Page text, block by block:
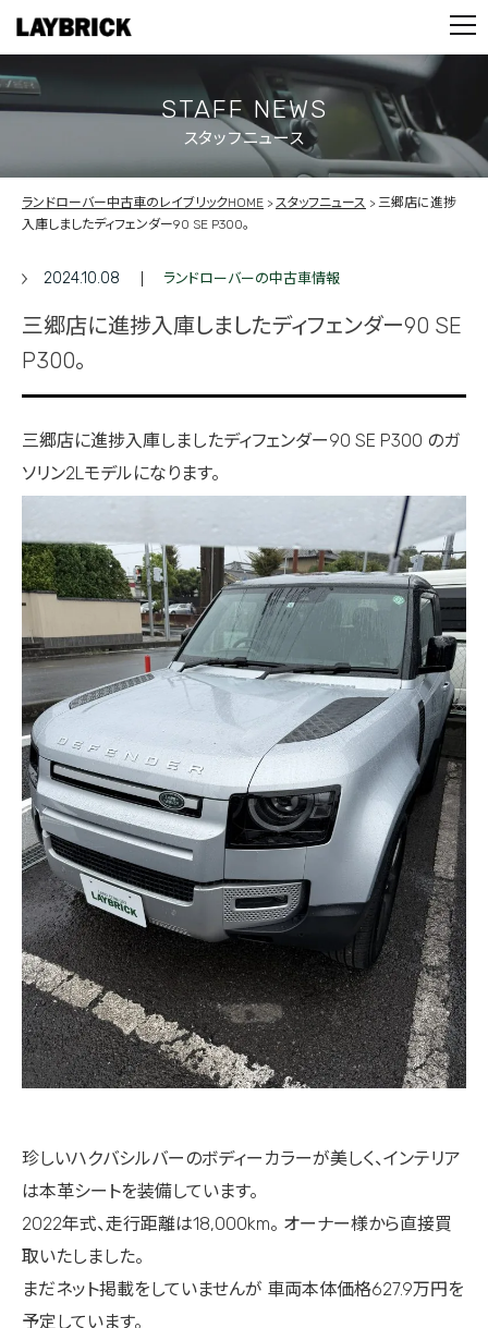
PARTS
CONTACT
PRIVACY POLICY
STAFF NEWS
スタッフニュース
ランドローバー中古車のレイブリックHOME スタッフニュース
三郷店に進捗
入庫しましたディフェンダー90 SE P300。
2024.10.08 ランドローバーの中古車情報
三郷店に進捗入庫しましたディフェンダー90 SE
P300。
三郷店に進捗入庫しましたディフェンダー90 SE P300 のガ
ソリン2Lモデルになります。
珍しいハクバシルバーのボディーカラーが美しく、インテリア
は本革シートを装備しています。
2022年式、走行距離は18,000km。 オーナー様から直接買
取いたしました。
まだネット掲載をしていませんが 車両本体価格627.9万円を
予定しています。